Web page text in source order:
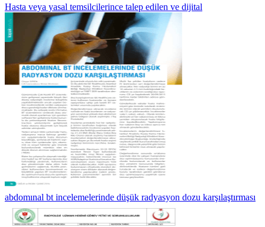
Hasta veya yasal temsilcilerince talep edilen ve dijital
abdomınal bt incelemelerinde düşük radyasyon dozu karşılaştırması